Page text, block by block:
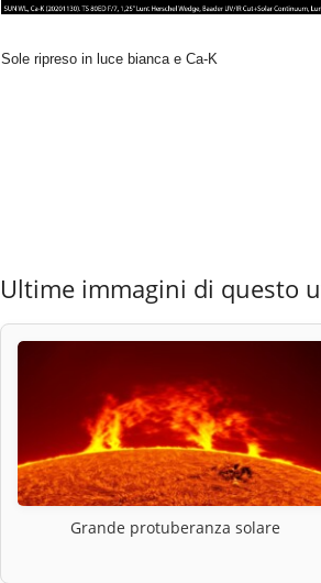
Sole ripreso in luce bianca e Ca-K
Ultime immagini di questo
Grande protuberanza solare